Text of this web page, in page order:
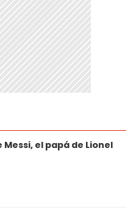
el papá de Lionel